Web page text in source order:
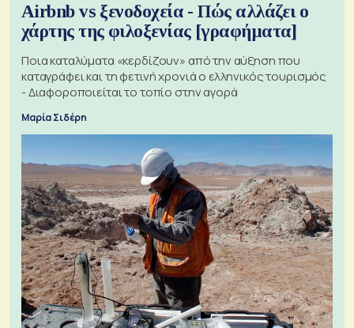
Airbnb vs ξενοδοχεία - Πώς αλλάζει ο
χάρτης της φιλοξενίας [γραφήματα]
Ποια καταλύματα «κερδίζουν» από την αύξηση που
καταγράφει και τη φετινή χρονιά ο ελληνικός τουρισμός
- Διαφοροποιείται το τοπίο στην αγορά
Μαρία Σιδέρη